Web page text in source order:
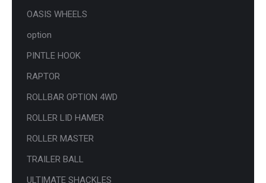
OASIS WHEELS
option
PINTLE HOOK
RAPTOR
ROLLBAR OPTION 4WD
ROLLER LID HAMER
ROLLER MASTER
TRAILER BALL
ULTIMATE SHACKLES